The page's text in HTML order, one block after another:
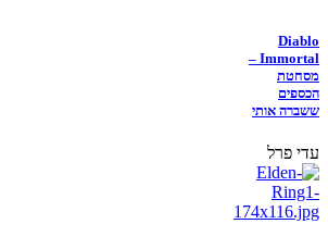
Diablo
Immortal –
מסחטת
הכספים
ששברה אותי
עדי פרל